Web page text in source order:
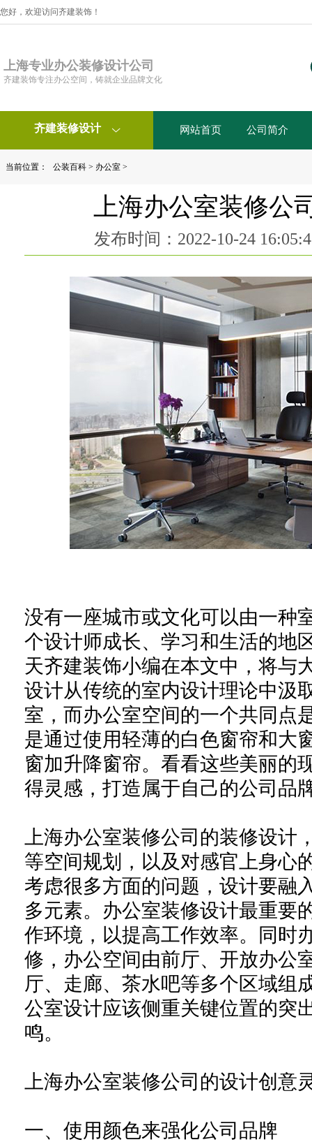
您好，欢迎访问齐建装饰！
上海专业办公装修设计公司
齐建装饰专注办公空间，铸就企业品牌文化
齐建装修设计  网站首页 公司简介
当前位置： 公装百科 > 办公室 >
上海办公室装修公
发布时间：2022-10-24
没有一座城市或文化可以由一种
个设计师成长、学习和生活的地
天齐建装饰小编在本文中，将与
设计从传统的室内设计理论中汲
室，而办公室空间的一个共同点
是通过使用轻薄的白色窗帘和大
窗加升降窗帘。看看这些美丽的
得灵感，打造属于自己的公司品
上海办公室装修公司的装修设计
等空间规划，以及对感官上身心
考虑很多方面的问题，设计要融
多元素。办公室装修设计最重要
作环境，以提高工作效率。同时
修，办公空间由前厅、开放办公
厅、走廊、茶水吧等多个区域组
公室设计应该侧重关键位置的突
鸣。
上海办公室装修公司的设计创意
一、 使用颜色来强化公司 品牌